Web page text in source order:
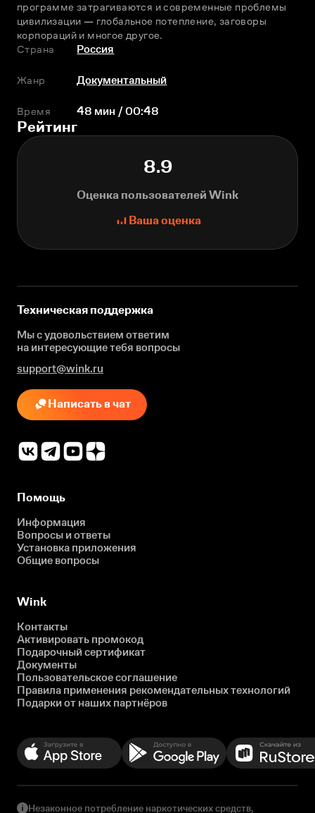
программе затрагиваются и современные проблемы
цивилизации — глобальное потепление, заговоры
корпораций и многое другое.
Страна
Россия
Жанр Документальный
Время 48 мин / 00:48
Рейтинг
8.9
Оценка пользователей Wink
Ваша оценка
Техническая поддержка
Мы с удовольствием ответим
на интересующиетебя вопросы
support@wink.ru
Написать в чат
Помощь
Информация
Вопросы и ответы
Установка приложения
Общие вопросы
Wink
Контакты
Активировать промокод
Подарочный сертификат
Документы
Пользовательское соглашение
Правила применения рекомендательных технологий
Подарки от наших партнёров
Незаконное потребление наркотических средств,